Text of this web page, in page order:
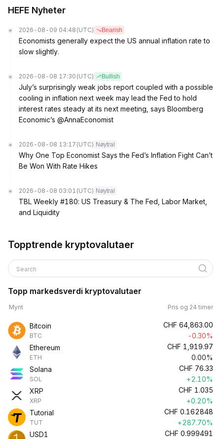
HEFE Nyheter
2026-08-09 04:48 (UTC) Bearish
Economists generally expect the US annual inflation rate to
slow slightly.
2026-08-08 17:30 (UTC) Bullish
July’s surprisingly weak jobs report coupled with a possible
cooling in inflation next week may lead the Fed to hold
interest rates steady at its next meeting, says Bloomberg
Economic’s @AnnaEconomist
2026-08-08 13:17 (UTC) Nøytral
Why One Top Economist Says the Fed’s Inflation Fight Can’t
Be Won With Rate Hikes
2026-08-08 03:01 (UTC) Nøytral
TBL Weekly #180: US Treasury & The Fed, Labor Market,
and Liquidity
Topptrende kryptovalutaer
Search
Topp markedsverdi kryptovalutaer
Mynt Pris og 24 timer
Bitcoin
BTC
CHF 64,863.00
-0.30%
Ethereum
ETH
CHF 1,919.97
0.00%
Solana
SOL
CHF 76.33
+2.10%
XRP
XRP
CHF 1.035
+0.20%
Tutorial
TUT
CHF 0.162848
+287.70%
USD1
CHF 0.999491